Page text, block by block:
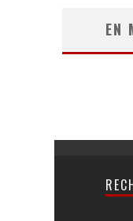
EN